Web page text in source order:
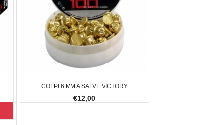
COLPI 6 MM A SALVE VICTORY
€12,00